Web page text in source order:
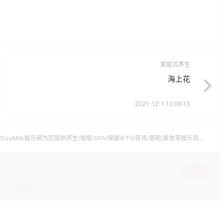
家庭式养生
海上花
2021-12-1 13:06:13
SizuMilk娱乐网为您提供养生/按摩/SPA/保健/KTV/夜场/酒吧/美食等娱乐指